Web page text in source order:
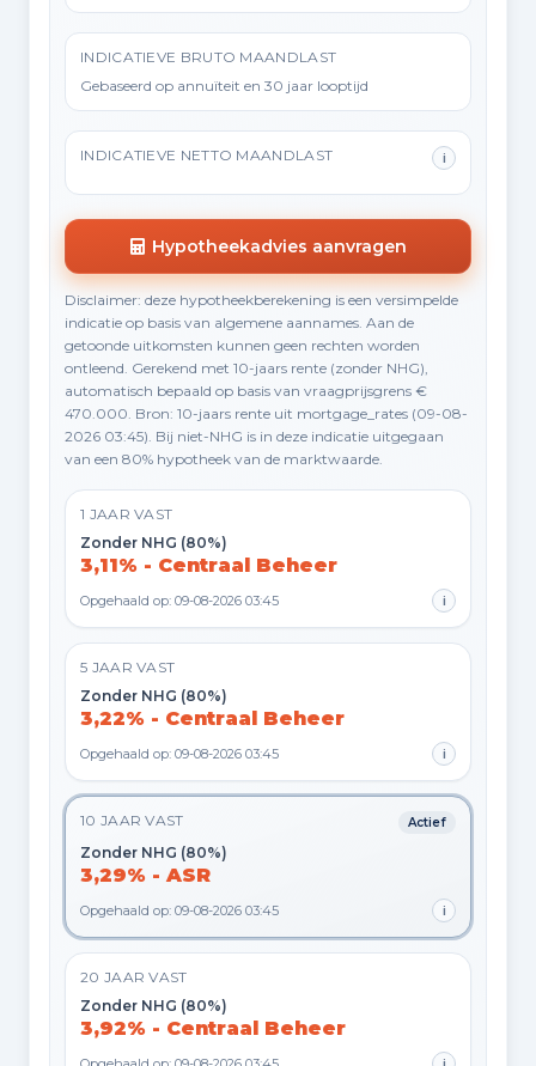
INDICATIEVE BRUTO MAANDLAST
Gebaseerd op annuïteit en 30 jaar looptijd
INDICATIEVE NETTO MAANDLAST i
Hypotheekadvies aanvragen
Disclaimer: deze hypotheekberekening is een versimpelde
indicatie op basis van algemene aannames. Aan de
getoonde uitkomsten kunnen geen rechten worden
ontleend. Gerekend met 10-jaars rente (zonder NHG),
automatisch bepaald op basis van vraagprijsgrens €
470.000. Bron: 10-jaars rente uit mortgage_rates (09-08-
2026 03:45). Bij niet-NHG is in deze indicatie uitgegaan
van een 80% hypotheek van de marktwaarde.
1 JAAR VAST
Zonder NHG (80%)
3,11% - Centraal Beheer
Opgehaald op: 09-08-2026 03:45 i
5 JAAR VAST
Zonder NHG (80%)
3,22% - Centraal Beheer
Opgehaald op: 09-08-2026 03:45 i
10 JAAR VAST Actief
Zonder NHG (80%)
3,29% - ASR
Opgehaald op: 09-08-2026 03:45 i
20 JAAR VAST
Zonder NHG (80%)
3,92% - Centraal Beheer